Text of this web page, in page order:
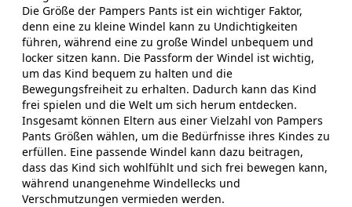
Die Größe der Pampers Pants ist ein wichtiger Faktor,
denn eine zu kleine Windel kann zu Undichtigkeiten
führen, während eine zu große Windel unbequem und
locker sitzen kann. Die Passform der Windel ist wichtig,
um das Kind bequem zu halten und die
Bewegungsfreiheit zu erhalten. Dadurch kann das Kind
frei spielen und die Welt um sich herum entdecken.
Insgesamt können Eltern aus einer Vielzahl von Pampers
Pants Größen wählen, um die Bedürfnisse ihres Kindes zu
erfüllen. Eine passende Windel kann dazu beitragen,
dass das Kind sich wohlfühlt und sich frei bewegen kann,
während unangenehme Windellecks und
Verschmutzungen vermieden werden.